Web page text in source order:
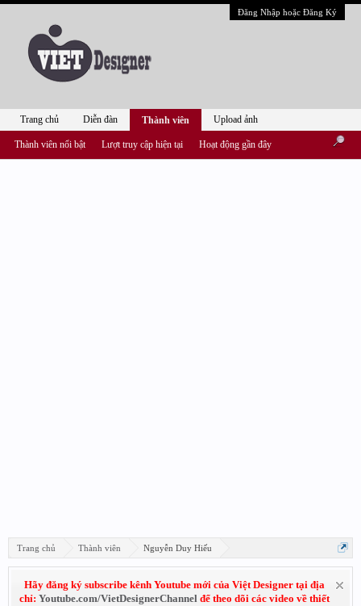
Đăng Nhập hoặc Đăng Ký
Trang chủ Thành viên Nguyễn Duy Hiếu
Hãy đăng ký subscribe kênh Youtube mới của Việt Designer tại địa
chỉ: Youtube.com/VietDesignerChannel để theo dõi các video về thiết
Trang chủ Diễn đàn Thành viên
Thành viên nổi bật Lượt truy cập hiện tại Hoạt động gần đây
Upload ảnh